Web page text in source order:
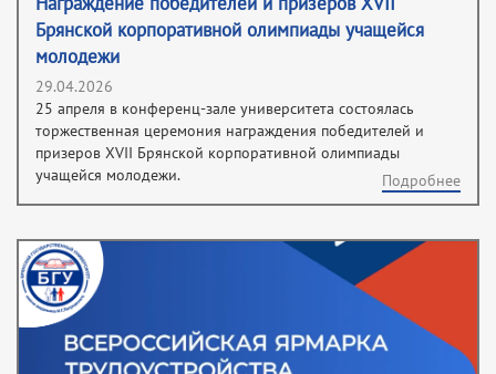
Награждение победителей и призеров XVII
Брянской корпоративной олимпиады учащейся
молодежи
29.04.2026
25 апреля в конференц-зале университета состоялась
торжественная церемония награждения победителей и
призеров XVII Брянской корпоративной олимпиады
учащейся молодежи.
Подробнее